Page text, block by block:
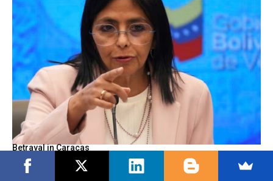
Betrayal in Caracas